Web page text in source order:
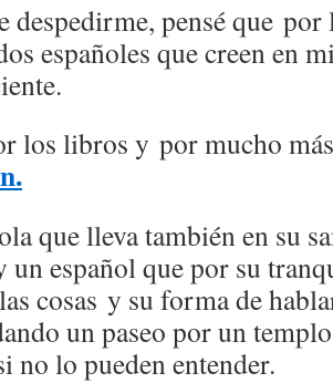
despedirme, pensé que
españoles que creen en
los libros y por mucho
que lleva también en su
un español que por su
cosas y su forma de
un paseo por un
no lo pueden entender.